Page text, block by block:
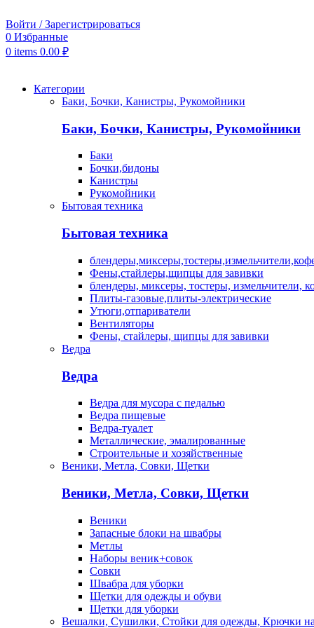
Войти / Зарегистрироваться
0 Избранные
0 items 0.00 ₽
Категории
Баки, Бочки, Канистры, Рукомойники
Баки, Бочки, Канистры, Рукомойники
Баки
Бочки,бидоны
Канистры
Рукомойники
Бытовая техника
Бытовая техника
Фены,стайлеры,щипцы для завивки
блендеры, миксеры, тостеры, измельчители,
Плиты-газовые,плиты-электрические
Утюги,отпариватели
Вентиляторы
Фены, стайлеры, щипцы для завивки
Ведра
Ведра
Ведра для мусора с педалью
Ведра пищевые
Ведра-туалет
Металлические, эмалированные
Строительные и хозяйственные
Веники, Метла, Совки, Щетки
Веники, Метла, Совки, Щетки
Веники
Запасные блоки на швабры
Метлы
Наборы веник+совок
Совки
Швабра для уборки
Щетки для одежды и обуви
Щетки для уборки
Вешалки, Сушилки, Стойки для одежды, Крючки